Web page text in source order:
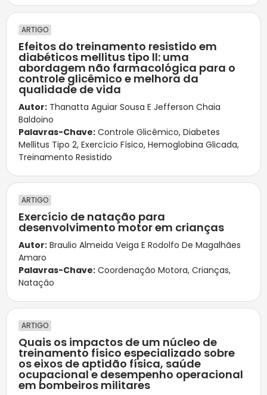
ARTIGO
Efeitos do treinamento resistido em
diabéticos mellitus tipo ll: uma
abordagem não farmacológica para o
controle glicêmico e melhora da
qualidade de vida
Autor: Thanatta Aguiar Sousa E Jefferson Chaia
Baldoino
Palavras-Chave: Controle Glicêmico, Diabetes
Mellitus Tipo 2, Exercício Físico, Hemoglobina Glicada,
Treinamento Resistido
ARTIGO
Exercício de natação para
desenvolvimento motor em crianças
Autor: Braulio Almeida Veiga E Rodolfo De Magalhães
Amaro
Palavras-Chave: Coordenação Motora, Crianças,
Natação
ARTIGO
Quais os impactos de um núcleo de
treinamento físico especializado sobre
os eixos de aptidão física, saúde
ocupacional e desempenho operacional
em bombeiros militares